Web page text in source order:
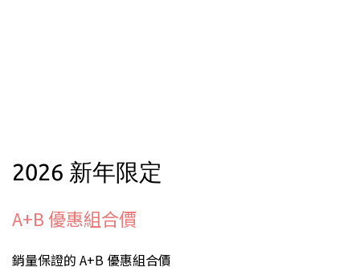
2026 新年限定
A+B 優惠組合價
銷量保證的 A+B 優惠組合價